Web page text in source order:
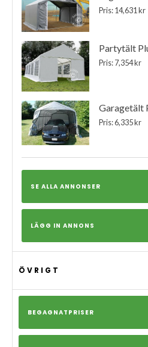
Pris: 14,631 kr
Partytält
Pris: 7,354 kr
Garagetält
Pris: 6,335 kr
SE ALLA ANNONSER
LÄGG IN ANNONS
ÖVRIGT
BEGAGNATPRISER